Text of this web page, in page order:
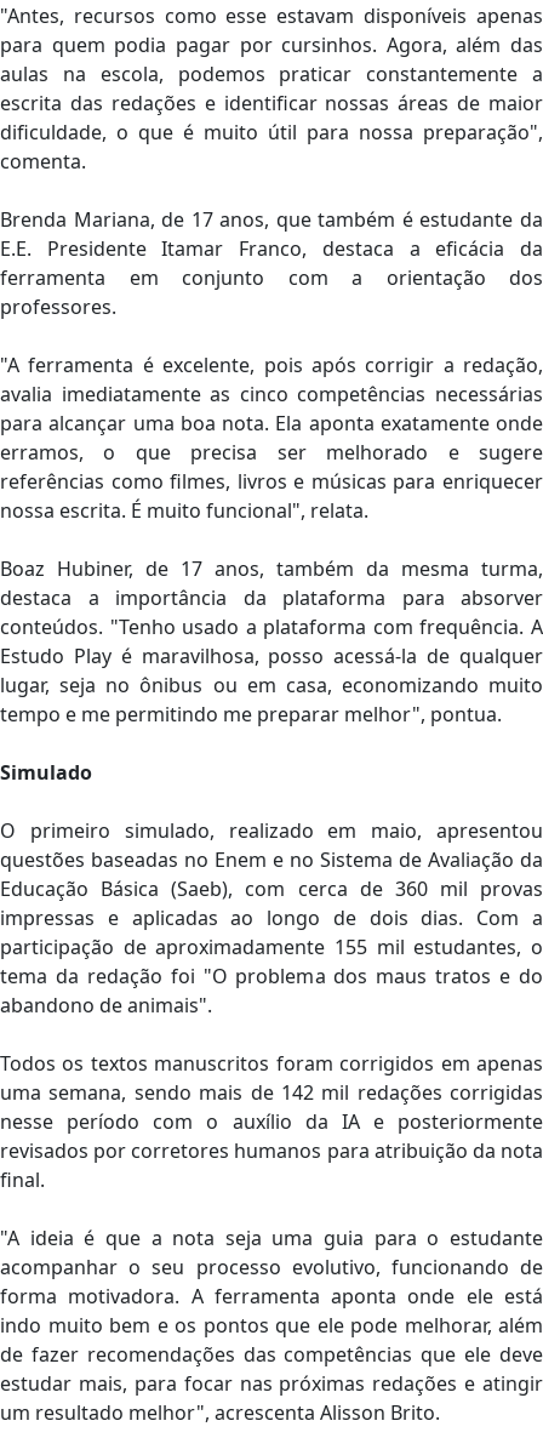
"Antes, recursos como esse estavam disponíveis apenas
para quem podia pagar por cursinhos. Agora, além das
aulas na escola, podemos praticar constantemente a
escrita das redações e identificar nossas áreas de maior
dificuldade, o que é muito útil para nossa preparação",
comenta.
Brenda Mariana, de 17 anos, que também é estudante da
E.E. Presidente Itamar Franco, destaca a eficácia da
ferramenta em conjunto com a orientação dos
professores.
"A ferramenta é excelente, pois após corrigir a redação,
avalia imediatamente as cinco competências necessárias
para alcançar uma boa nota. Ela aponta exatamente onde
erramos, o que precisa ser melhorado e sugere
referências como filmes, livros e músicas para enriquecer
nossa escrita. É muito funcional", relata.
Boaz Hubiner, de 17 anos, também da mesma turma,
destaca a importância da plataforma para absorver
conteúdos. "Tenho usado a plataforma com frequência. A
Estudo Play é maravilhosa, posso acessá-la de qualquer
lugar, seja no ônibus ou em casa, economizando muito
tempo e me permitindo me preparar melhor", pontua.
Simulado
O primeiro simulado, realizado em maio, apresentou
questões baseadas no Enem e no Sistema de Avaliação da
Educação Básica (Saeb), com cerca de 360 mil provas
impressas e aplicadas ao longo de dois dias. Com a
participação de aproximadamente 155 mil estudantes, o
tema da redação foi "O problema dos maus tratos e do
abandono de animais".
Todos os textos manuscritos foram corrigidos em apenas
uma semana, sendo mais de 142 mil redações corrigidas
nesse período com o auxílio da IA e posteriormente
revisados por corretores humanos para atribuição da nota
final.
"A ideia é que a nota seja uma guia para o estudante
acompanhar o seu processo evolutivo, funcionando de
forma motivadora. A ferramenta aponta onde ele está
indo muito bem e os pontos que ele pode melhorar, além
de fazer recomendações das competências que ele deve
estudar mais, para focar nas próximas redações e atingir
um resultado melhor", acrescenta Alisson Brito.